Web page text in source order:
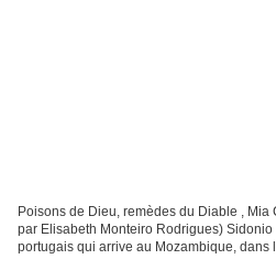
Poisons de Dieu, remèdes du Diable , Mia
par Elisabeth Monteiro Rodrigues)
portugais qui arrive au Mozambique, dans